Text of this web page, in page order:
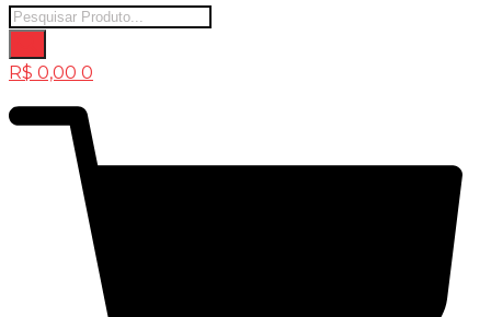
Products
R$ 0,00 0